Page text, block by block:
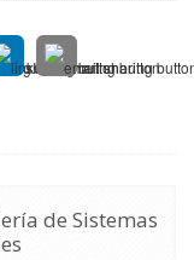
de Sistemas